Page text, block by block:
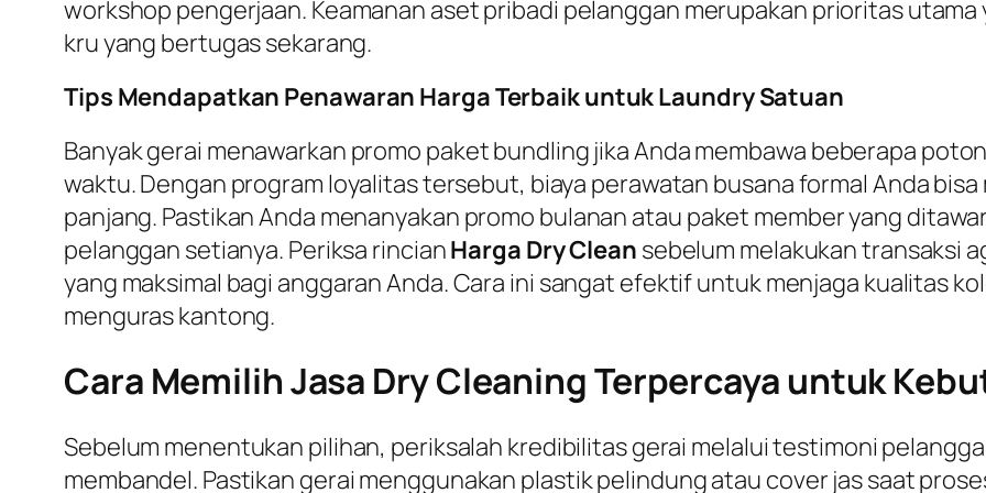
workshop pengerjaan. Keamanan aset pribadi pelanggan merupakan prioritas
kru yang bertugas sekarang.
Tips Mendapatkan Penawaran Harga Terbaik untuk Laundry Satuan
Banyak gerai menawarkan promo paket bundling jika Anda membawa beberapa
waktu. Dengan program loyalitas tersebut, biaya perawatan busana formal Anda
panjang. Pastikan Anda menanyakan promo bulanan atau paket member yang
pelanggan setianya. Periksa rincianHarga Dry Clean sebelum melakukan transaksi
yang maksimal bagi anggaran Anda. Cara ini sangat efektif untuk menjaga kualitas
menguras kantong.
Cara Memilih Jasa Dry Cleaning Terpercaya untuk
Sebelum menentukan pilihan, periksalah kredibilitas gerai melalui testimoni
membandel. Pastikan gerai menggunakan plastik pelindung atau cover jas saat